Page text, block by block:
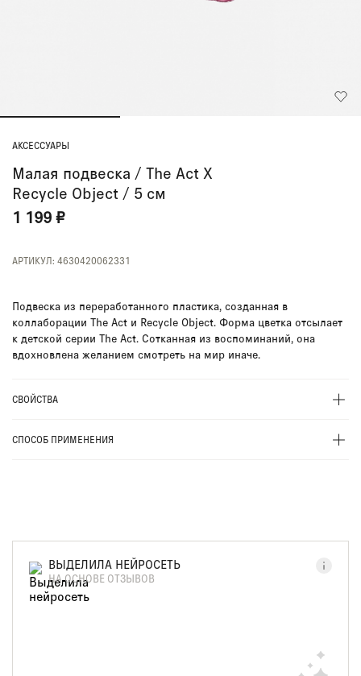
АКСЕССУАРЫ
Малая подвеска / The Act X
Recycle Object / 5 см
1 199 ₽
АРТИКУЛ: 4630420062331
Подвеска из переработанного пластика, созданная в
коллаборации The Act и Recycle Object. Форма цветка отсылает
к детской серии The Act. Сотканная из воспоминаний, она
вдохновлена желанием смотреть на мир иначе.
СВОЙСТВА
СПОСОБ ПРИМЕНЕНИЯ
ВЫДЕЛИЛА НЕЙРОСЕТЬ
НА ОСНОВЕ ОТЗЫВОВ